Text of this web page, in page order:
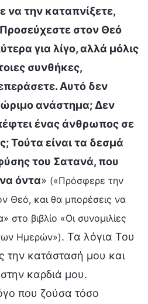
να την καταπνίξετε,
στον Θεό
για λίγο, αλλά μόλις
συνθήκες,
Αυτό δεν
ανάστημα; Δεν
ένας άνθρωπος σε
Τούτα είναι τα δεσμά
του Σατανά, που
όντα» («Πρόσφερε την
Θεό, και θα μπορέσεις να
στο βιβλίο «Οι συνομιλίες
Ημερών»). Τα λόγια Του
κατάστασή μου και
καρδιά μου.
που ζούσα τόσο